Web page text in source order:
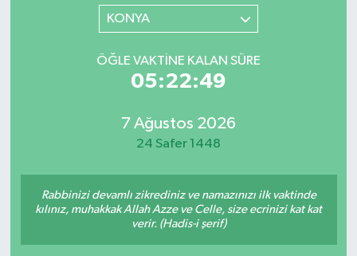
KONYA
ÖĞLE VAKTİNE KALAN SÜRE
05:22:49
7 Ağustos 2026
24 Safer 1448
Rabbinizi devamlı zikrediniz ve namazınızı ilk vaktinde
kılınız, muhakkak Allah Azze ve Celle, size ecrinizi kat kat
verir. (Hadis-i şerif)
Van Trafik Yoğunluk Haritası
Süper Lig Puan Durumu ve Fikstür
Son Dakika Haberleri